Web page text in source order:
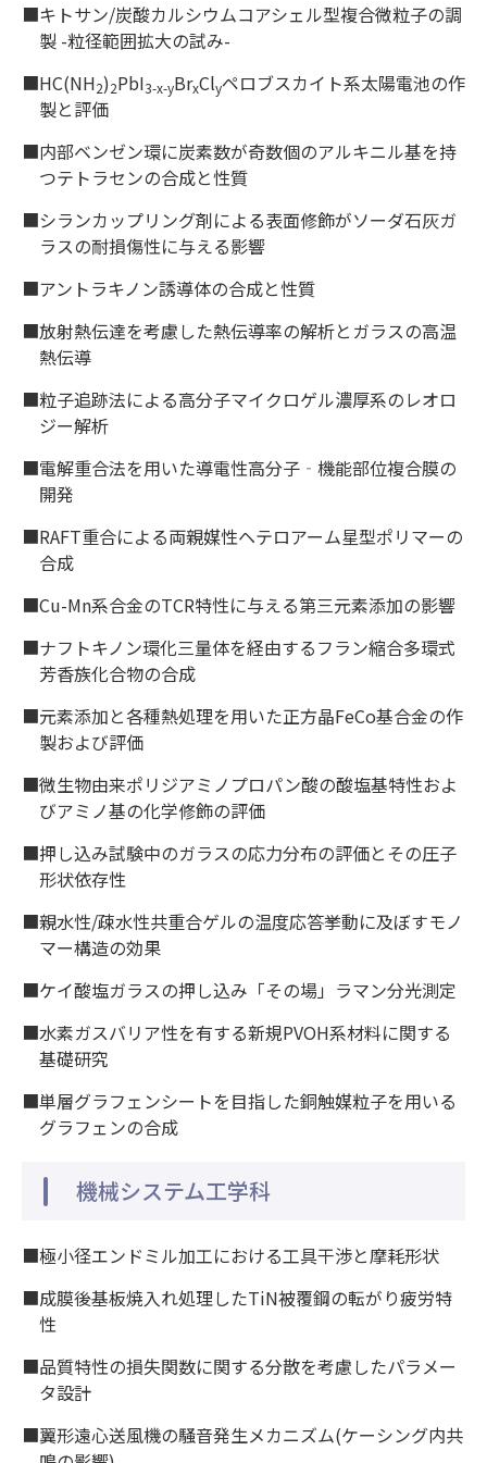
■キトサン/炭酸カルシウムコアシェル型複合微粒子の調
製 -粒径範囲拡大の試み-
■HC(NH2)2PbI3-x-yBrxClyペロブスカイト系太陽電池の作
製と評価
■内部ベンゼン環に炭素数が奇数個のアルキニル基を持
つテトラセンの合成と性質
■シランカップリング剤による表面修飾がソーダ石灰ガ
ラスの耐損傷性に与える影響
■アントラキノン誘導体の合成と性質
■放射熱伝達を考慮した熱伝導率の解析とガラスの高温
熱伝導
■粒子追跡法による高分子マイクロゲル濃厚系のレオロ
ジー解析
■電解重合法を用いた導電性高分子‐機能部位複合膜の
開発
■RAFT重合による両親媒性ヘテロアーム星型ポリマーの
合成
■Cu-Mn系合金のTCR特性に与える第三元素添加の影響
■ナフトキノン環化三量体を経由するフラン縮合多環式
芳香族化合物の合成
■元素添加と各種熱処理を用いた正方晶FeCo基合金の作
製および評価
■微生物由来ポリジアミノプロパン酸の酸塩基特性およ
びアミノ基の化学修飾の評価
■押し込み試験中のガラスの応力分布の評価とその圧子
形状依存性
■親水性/疎水性共重合ゲルの温度応答挙動に及ぼすモノ
マー構造の効果
■ケイ酸塩ガラスの押し込み「その場」ラマン分光測定
■水素ガスバリア性を有する新規PVOH系材料に関する
基礎研究
■単層グラフェンシートを目指した銅触媒粒子を用いる
グラフェンの合成
機械システム工学科
■極小径エンドミル加工における工具干渉と摩耗形状
■成膜後基板焼入れ処理したTiN被覆鋼の転がり疲労特
性
■品質特性の損失関数に関する分散を考慮したパラメー
タ設計
■翼形遠心送風機の騒音発生メカニズム(ケーシング内共